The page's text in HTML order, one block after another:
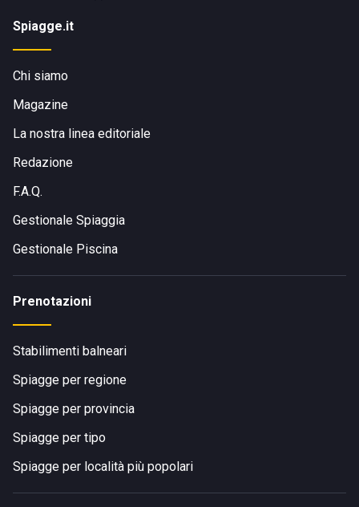
Spiagge.it
Chi siamo
Magazine
La nostra linea editoriale
Redazione
F.A.Q.
Gestionale Spiaggia
Gestionale Piscina
Prenotazioni
Stabilimenti balneari
Spiagge per regione
Spiagge per provincia
Spiagge per tipo
Spiagge per località più popolari